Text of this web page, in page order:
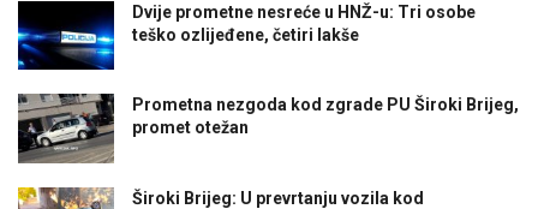
Dvije prometne nesreće u HNŽ-u: Tri osobe
teško ozlijeđene, četiri lakše
Prometna nezgoda kod zgrade PU Široki Brijeg,
promet otežan
Široki Brijeg: U prevrtanju vozila kod